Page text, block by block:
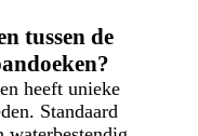
tussen de
heeft unieke
Standaard